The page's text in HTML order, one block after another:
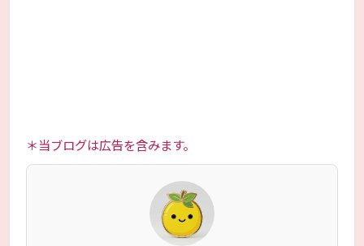
＊当ブログは広告を含みます。